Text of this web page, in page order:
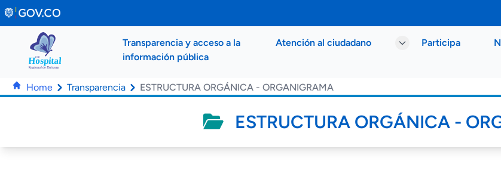
Saltar al contenido principal
Transparencia y acceso a la
información pública
Atención al ciudadano Participa
Home Transparencia ESTRUCTURA ORGÁNICA - ORGANIGRAMA
ESTRUCTURA ORGÁNICA -